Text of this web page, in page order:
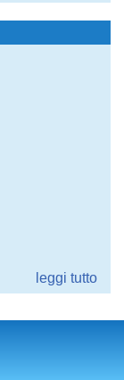
leggi tutto